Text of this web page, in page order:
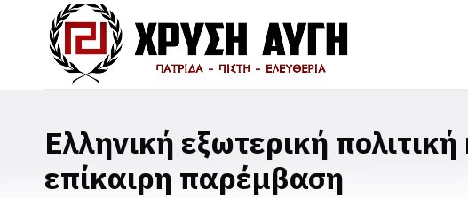
Ελληνική εξωτερική
επίκαιρη παρέμβαση